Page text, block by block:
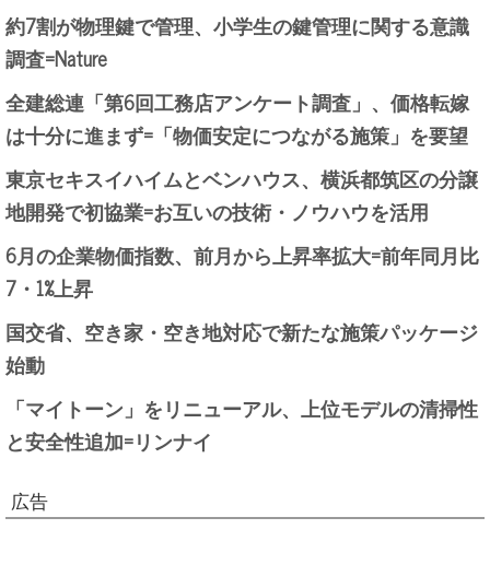
約7割が物理鍵で管理、小学生の鍵管理に関する意識
調査=Nature
全建総連「第6回工務店アンケート調査」、価格転嫁
は十分に進まず=「物価安定につながる施策」を要望
東京セキスイハイムとベンハウス、横浜都筑区の分譲
地開発で初協業=お互いの技術・ノウハウを活用
6月の企業物価指数、前月から上昇率拡大=前年同月比
7・1%上昇
国交省、空き家・空き地対応で新たな施策パッケージ
始動
「マイトーン」をリニューアル、上位モデルの清掃性
と安全性追加=リンナイ
広告